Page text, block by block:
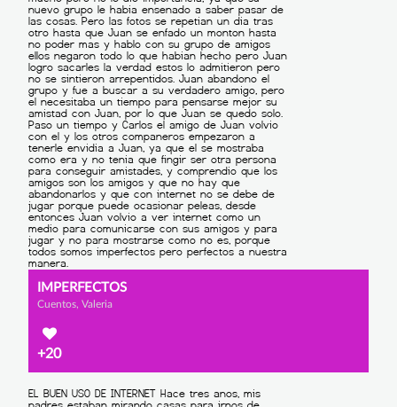
IMPERFECTOS
Cuentos, Valeria
+20